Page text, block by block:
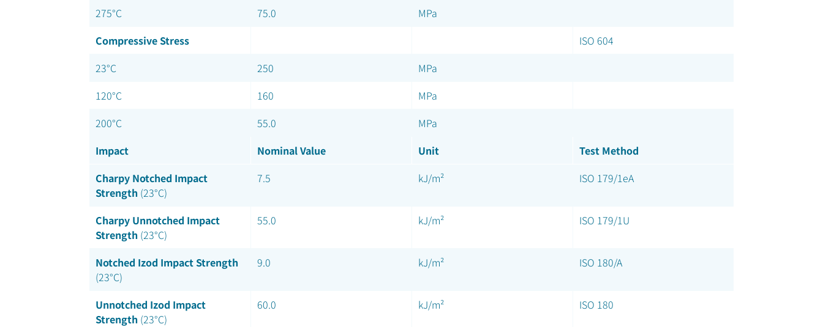
275°C
75.0
MPa
Compressive Stress
ISO 604
23°C
250
MPa
120°C
160
MPa
200°C
55.0
MPa
Impact
Nominal Value Unit
Test Method
Charpy Notched Impact
Strength (23°C)
7.5 kJ/m² ISO 179/1eA
Charpy Unnotched Impact
Strength(23°C)
55.0 kJ/m² ISO 179/1U
Notched Izod Impact Strength
(23°C)
9.0 kJ/m² ISO 180/A
Unnotched Izod Impact
Strength(23°C)
60.0 kJ/m² ISO 180